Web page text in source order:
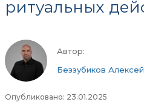
ритуальных
Автор:
Беззубиков
Опубликовано: 23.01.2025